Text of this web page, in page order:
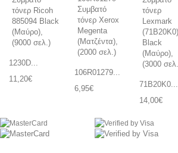
1230D...
11,20€
106R01279...
6,95€
71B20K0...
14,00€